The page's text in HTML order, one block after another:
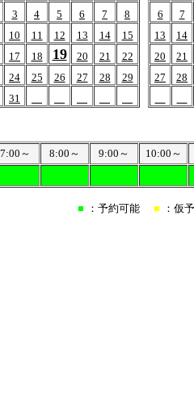
3 4 5 6 7
8
10 11 12 13 14
15
17 18 19 20 21
22
24 25 26 27 28
29
31
6
7
13
14
20
21
27
28
7:00～ 8:00～ 9:00～
10:00～
■ ：予約可能 ■ ：仮